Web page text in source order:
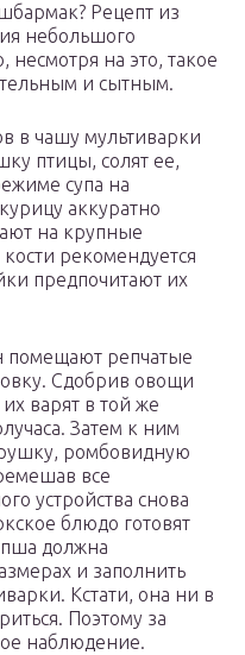
Рецепт из
небольшого
несмотря на это, такое
и сытным.
в чашу мультиварки
птицы, солят ее,
супа на
аккуратно
на крупные
рекомендуется
предпочитают их
помещают репчатые
Сдобрив овощи
варят в той же
Затем к ним
ромбовидную
все
устройства снова
блюдо готовят
должна
и заполнить
Кстати, она ни в
Поэтому за
наблюдение.